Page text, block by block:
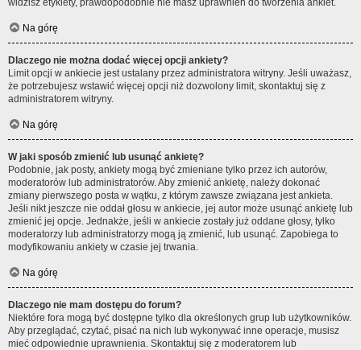
widzisz etykiety, prawdopodobnie nie masz uprawnień do tworzenia ankiet.
Na górę
Dlaczego nie można dodać więcej opcji ankiety?
Limit opcji w ankiecie jest ustalany przez administratora witryny. Jeśli uważasz,
że potrzebujesz wstawić więcej opcji niż dozwolony limit, skontaktuj się z
administratorem witryny.
Na górę
W jaki sposób zmienić lub usunąć ankietę?
Podobnie, jak posty, ankiety mogą być zmieniane tylko przez ich autorów,
moderatorów lub administratorów. Aby zmienić ankietę, należy dokonać
zmiany pierwszego posta w wątku, z którym zawsze związana jest ankieta.
Jeśli nikt jeszcze nie oddał głosu w ankiecie, jej autor może usunąć ankietę lub
zmienić jej opcje. Jednakże, jeśli w ankiecie zostały już oddane głosy, tylko
moderatorzy lub administratorzy mogą ją zmienić, lub usunąć. Zapobiega to
modyfikowaniu ankiety w czasie jej trwania.
Na górę
Dlaczego nie mam dostępu do forum?
Niektóre fora mogą być dostępne tylko dla określonych grup lub użytkowników.
Aby przeglądać, czytać, pisać na nich lub wykonywać inne operacje, musisz
mieć odpowiednie uprawnienia. Skontaktuj się z moderatorem lub